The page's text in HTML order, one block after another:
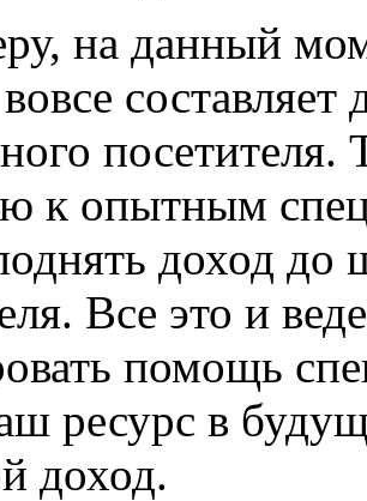
на данный
посетителя.
к опытным
доход до
Все это и
помощь
ресурс в
доход.